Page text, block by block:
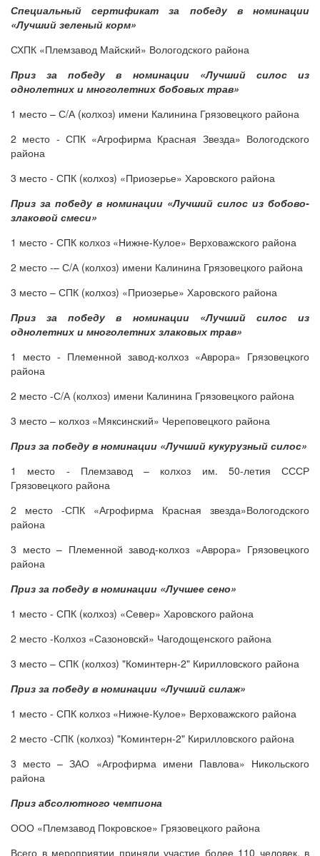
Специальный сертификат за победу в номинации
«Лучший зеленый корм»
СХПК «Племзавод Майский» Вологодского района
Приз за победу в номинации «Лучший силос из
однолетних и многолетних бобовых трав»
1 место – С/А (колхоз) имени Калинина Грязовецкого района
2 место - СПК «Агрофирма Красная Звезда» Вологодского
района
3 место - СПК (колхоз) «Приозерье» Харовского района
Приз за победу в номинации «Лучший силос из бобово-
злаковой смеси»
1 место - СПК колхоз «Нижне-Кулое» Верховажского района
2 место -– С/А (колхоз) имени Калинина Грязовецкого района
3 место – СПК (колхоз) «Приозерье» Харовского района
Приз за победу в номинации «Лучший силос из
однолетних и многолетних злаковых трав»
1 место - Племенной завод-колхоз «Аврора» Грязовецкого
района
2 место -С/А (колхоз) имени Калинина Грязовецкого района
3 место – колхоз «Мяксинский» Череповецкого района
Приз за победу в номинации «Лучший кукурузный силос»
1 место - Племзавод – колхоз им. 50-летия СССР
Грязовецкого района
2 место -СПК «Агрофирма Красная звезда»Вологодского
района
3 место – Племенной завод-колхоз «Аврора» Грязовецкого
района
Приз за победу в номинации «Лучшее сено»
1 место - СПК (колхоз) «Север» Харовского района
2 место -Колхоз «Сазоновскй» Чагодощенского района
3 место – СПК (колхоз) "Коминтерн-2" Кирилловского района
Приз за победу в номинации «Лучший силаж»
1 место - СПК колхоз «Нижне-Кулое» Верховажского района
2 место -СПК (колхоз) "Коминтерн-2" Кирилловского района
3 место – ЗАО «Агрофирма имени Павлова» Никольского
района
Приз абсолютного чемпиона
ООО «Племзавод Покровское» Грязовецкого района
Всего в мероприятии приняли участие более 110 человек, в